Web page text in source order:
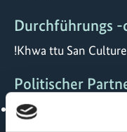
Durchführungs -
!Khwa ttu San
Politischer
ISG erfasst keine pol.